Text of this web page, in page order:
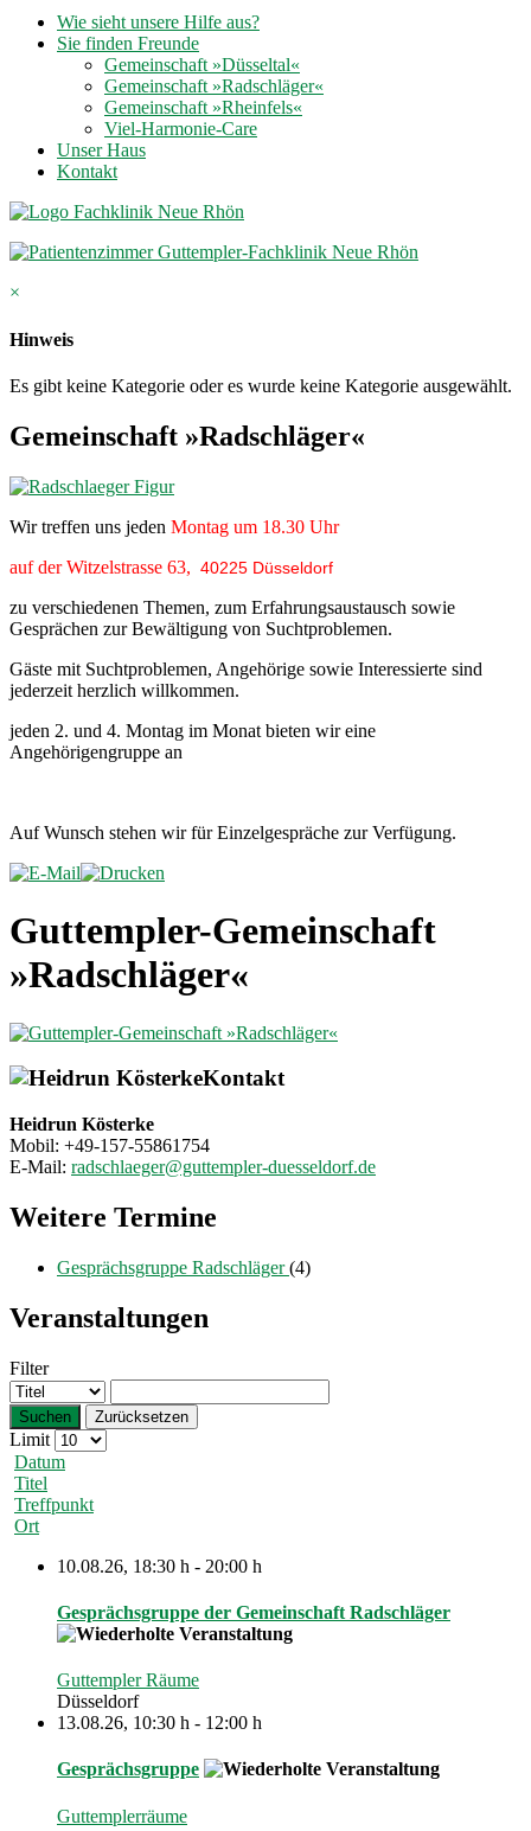
Wie sieht unsere Hilfe aus?
Sie finden Freunde
Gemeinschaft »Düsseltal«
Gemeinschaft »Radschläger«
Gemeinschaft »Rheinfels«
Viel-Harmonie-Care
Unser Haus
Kontakt
×
Hinweis
Es gibt keine Kategorie oder es wurde keine Kategorie ausgewählt.
Gemeinschaft »Radschläger«
Wir treffen uns jeden Montag um 18.30 Uhr
auf der Witzelstrasse 63, 40225 Düsseldorf
zu verschiedenen Themen, zum Erfahrungsaustausch sowie
Gesprächen zur Bewältigung von Suchtproblemen.
Gäste mit Suchtproblemen, Angehörige sowie Interessierte sind
jederzeit herzlich willkommen.
jeden 2. und 4. Montag im Monat bieten wir eine
Angehörigengruppe an
Auf Wunsch stehen wir für Einzelgespräche zur Verfügung.
Guttempler-Gemeinschaft
»Radschläger«
Kontakt
Heidrun Kösterke
Mobil: +49-157-55861754
E-Mail: radschlaeger@guttempler-duesseldorf.de
Weitere Termine
Gesprächsgruppe Radschläger(4)
Veranstaltungen
Filter
Suchen Zurücksetzen
Limit
Datum
Titel
Treffpunkt
Ort
10.08.26, 18:30 h - 20:00 h
Gesprächsgruppe der Gemeinschaft Radschläger
Guttempler Räume
Düsseldorf
13.08.26, 10:30 h - 12:00 h
Gesprächsgruppe
Guttemplerräume